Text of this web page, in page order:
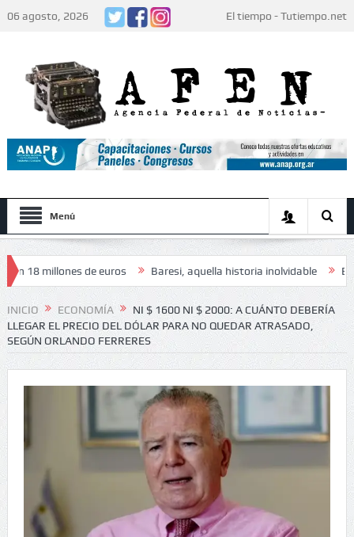
06 agosto, 2026 El tiempo - Tutiempo.net
Menú
millones de euros Baresi, aquella historia inolvidable El papa
los jugadores: «Decidieron no hacer festejos» Humor
INICIO ECONOMÍA
NI $ 1600 NI $ 2000: A CUÁNTO DEBERÍA
LLEGAR EL PRECIO DEL DÓLAR PARA NO QUEDAR ATRASADO,
SEGÚN ORLANDO FERRERES